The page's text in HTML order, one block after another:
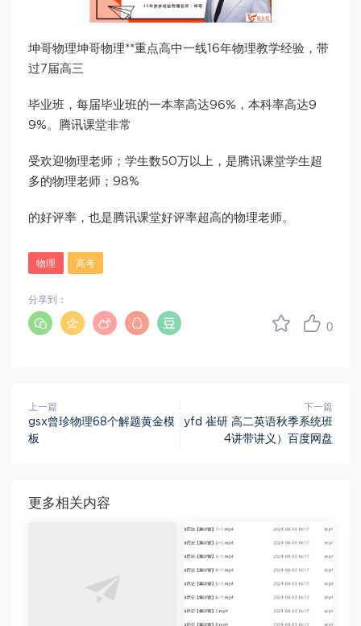
坤哥物理坤哥物理**重点高中一线16年物理教学经验，带
过7届高三
毕业班，每届毕业班的一本率高达96%，本科率高达9
9%。腾讯课堂非常
受欢迎物理老师；学生数50万以上，是腾讯课堂学生超
多的物理老师；98%
的好评率，也是腾讯课堂好评率超高的物理老师。
物理 高考
0
分享到：
上一篇
gsx曾珍物理68个解题黄金模
板
下一篇
yfd 崔研 高二英语秋季系统班
4讲带讲义）百度网盘
更多相关内容